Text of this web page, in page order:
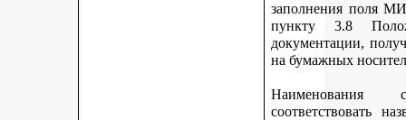
заполнения поля
пункту 3.8
документации,
на бумажных
Наименования
соответствовать